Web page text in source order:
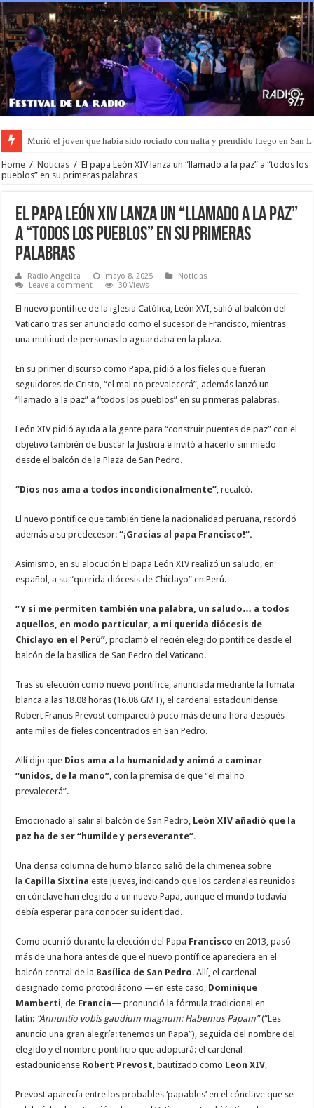
Murió el joven que había sido rociado con nafta y prendido fuego en San
El agro alcanzó un récord exportador: embarcó 69 millones de toneladas
Home / Noticias / El papa León XIV lanza un “llamado a la paz” a “todos los
pueblos” en su primeras palabras
El papa León XIV lanza un “llamado a la paz”
a “todos los pueblos” en su primeras
palabras
Radio Angelica mayo 8, 2025
Noticias
Leave a comment
30 Views
El nuevo pontífice de la iglesia Católica, León XVI, salió al balcón del
Vaticano tras ser anunciado como el sucesor de Francisco, mientras
una multitud de personas lo aguardaba en la plaza.
En su primer discurso como Papa, pidió a los fieles que fueran
seguidores de Cristo, “el mal no prevalecerá”, además lanzó un
“llamado a la paz” a “todos los pueblos” en su primeras palabras.
León XIV pidió ayuda a la gente para “construir puentes de paz” con el
objetivo también de buscar la Justicia e invitó a hacerlo sin miedo
desde el balcón de la Plaza de San Pedro.
“Dios nos ama a todos incondicionalmente”, recalcó.
El nuevo pontífice que también tiene la nacionalidad peruana, recordó
además a su predecesor:“¡Gracias al papa Francisco!“.
Asimismo, en su alocución El papa León XIV realizó un saludo, en
español, a su “querida diócesis de Chiclayo” en Perú.
“Y si me permiten también una palabra, un saludo… a todos
aquellos, en modo particular, a mi querida diócesis de
Chiclayo en el Perú”, proclamó el recién elegido pontífice desde el
balcón de la basílica de San Pedro del Vaticano.
Tras su elección como nuevo pontífice, anunciada mediante la fumata
blanca a las 18.08 horas (16.08 GMT), el cardenal estadounidense
Robert Francis Prevost compareció poco más de una hora después
ante miles de fieles concentrados en San Pedro.
Allí dijo que Dios ama a la humanidad y animó a caminar
“unidos, de la mano”, con la premisa de que “el mal no
prevalecerá”.
Emocionado al salir al balcón de San Pedro, León XIV añadió que la
paz ha de ser “humilde y perseverante”.
Una densa columna de humo blanco salió de la chimenea sobre
la Capilla Sixtina este jueves, indicando que los cardenales reunidos
en cónclave han elegido a un nuevo Papa, aunque el mundo todavía
debía esperar para conocer su identidad.
Como ocurrió durante la elección del Papa Francisco en 2013, pasó
más de una hora antes de que el nuevo pontífice apareciera en el
balcón central de la Basílica de San Pedro. Allí, el cardenal
designado como protodiácono —en este caso, Dominique
Mamberti, de Francia— pronunció la fórmula tradicional en
latín: “Annuntio vobis gaudium magnum: Habemus Papam”(“Les
anuncio una gran alegría: tenemos un Papa”), seguida del nombre del
elegido y el nombre pontificio que adoptará: el cardenal
estadounidense Robert Prevost, bautizado como Leon XIV,
Prevost aparecía entre los probables ‘papables’ en el cónclave que se